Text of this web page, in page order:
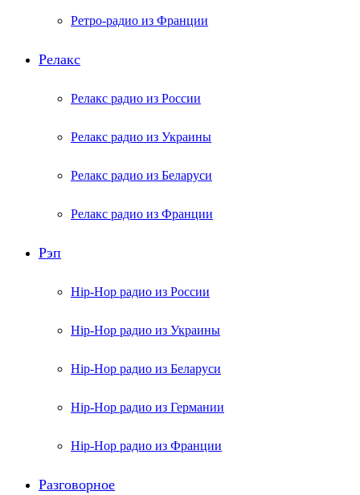
Ретро-радио из Франции
Релакс
Релакс радио из России
Релакс радио из Украины
Релакс радио из Беларуси
Релакс радио из Франции
Рэп
Hip-Hop радио из России
Hip-Hop радио из Украины
Hip-Hop радио из Беларуси
Hip-Hop радио из Германии
Hip-Hop радио из Франции
Разговорное